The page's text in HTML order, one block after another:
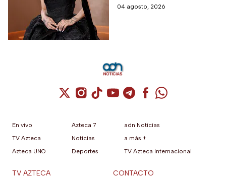
informó a sus fanáticos que
04 agosto, 2026
Cuenta de X / Twitter (se abre en una
Cuenta de Instagram (se abre en una
Cuenta de TikTok (se abre en
Cuenta de YouTube (se abre
Cuenta de Telegram (se
Cuenta de
Cuenta de
En vivo
TV Azteca
Azteca UNO
Azteca 7
Noticias
Deportes
adn Noticias
a más +
TV Azteca Internacional
TV AZTECA CONTACTO